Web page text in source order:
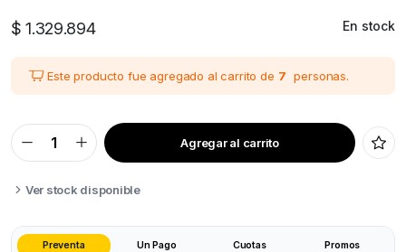
$ 1.329.894 En stock
Este producto fue agregado al carrito de 7 personas.
PREVENTA
SEPTIEMBRE
KOBRA
3
COMBO
quantity
Agregar al carrito
Ver stock disponible
Preventa Un Pago Cuotas Promos